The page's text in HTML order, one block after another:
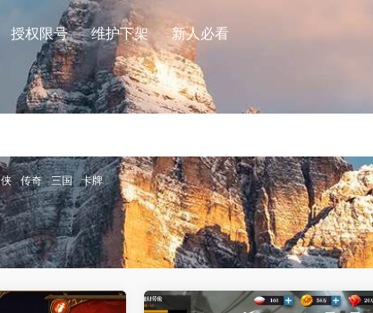
授权限号 维护下架 新人必看
传奇 三国 卡牌